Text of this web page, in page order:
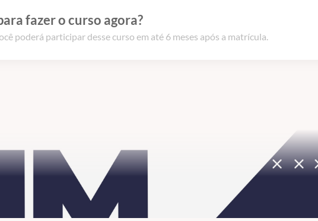
fazer o curso agora?
poderá participar desse curso em até 6 meses após a matrícula.